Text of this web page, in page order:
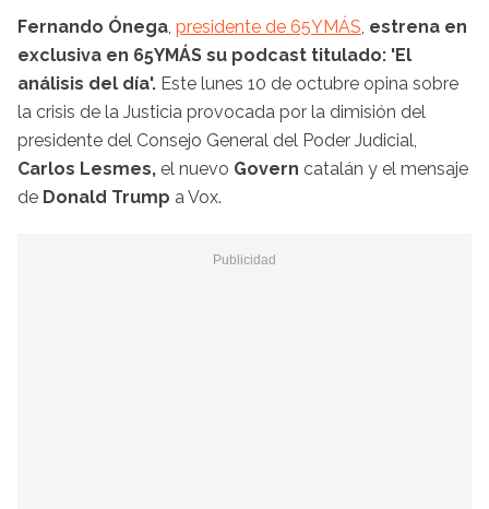
Fernando Ónega, presidente de 65YMÁS, estrena en
exclusiva en 65YMÁS su podcast titulado: 'El
análisis del día'. Este lunes 10 de octubre opina sobre
la crisis de la Justicia provocada por la dimisión del
presidente del Consejo General del Poder Judicial,
Carlos Lesmes, el nuevo Govern catalán y el mensaje
de Donald Trump a Vox.